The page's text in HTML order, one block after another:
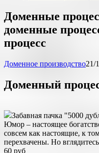
Доменные
доменные
процесс
Доменное производство21/
Доменный
Забавная пачка "5000
Юмор – настоящее
совсем как настоящие, к
перехвачены. Но вглядитесь
60 руб